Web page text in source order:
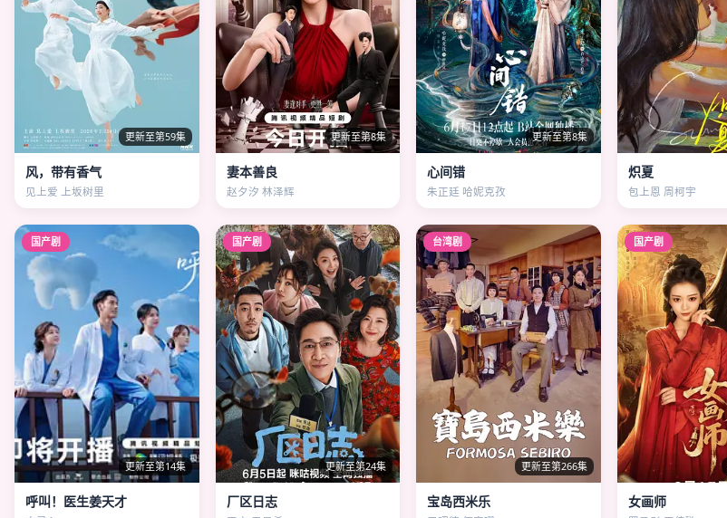
更新至第59集
风，带有香气
见上爱 上坂树里
更新至第8集
妻本善良
赵夕汐 林泽辉
更新至第8集
心间错
朱正廷 哈妮克孜
炽夏
包上恩 周柯宇
国产剧
更新至第14集
呼叫！医生姜天才
国产剧
更新至第24集
厂区日志
台湾剧
更新至第266集
宝岛西米乐
国产剧
女画师